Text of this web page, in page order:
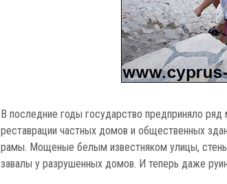
В последние годы государство предприняло
реставрации частных домов и общественных
рамы. Мощеные белым известняком улицы, стены
завалы у разрушенных домов. И теперь даже